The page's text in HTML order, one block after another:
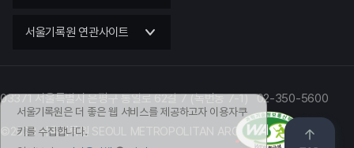
서울기록원은 더 좋은 웹 서비스를 제공하고자 이용자쿠
키를 수집합니다.
서울기록원 연관사이트
03371 서울특별시 은평구 통일로 62길 7 (녹번동 7-1) 02-350-5600
©2023 서울기록원 SEOUL METROPOLITAN ARCHIVES